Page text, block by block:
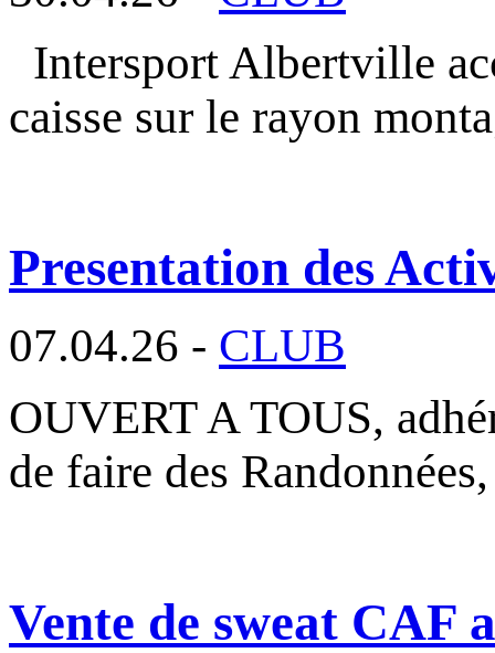
Intersport Albertville
caisse sur le rayon
Presentation des
07.04.26 - CLUB
OUVERT A TOUS,
de faire des
Vente de sweat CAF